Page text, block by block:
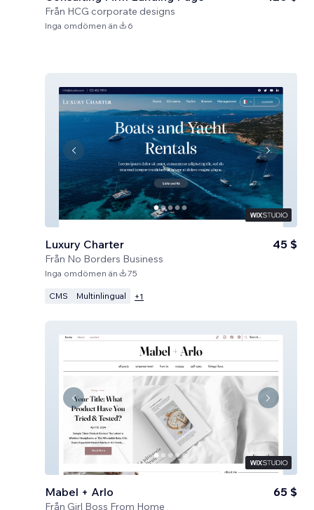
Från HCG corporate designs
Inga omdömen än 6
Luxury Charter
Från No Borders Business
45 $
Inga omdömen än 75
CMS Multinlingual +1
Mabel + Arlo
Från Girl Boss From Home
65 $